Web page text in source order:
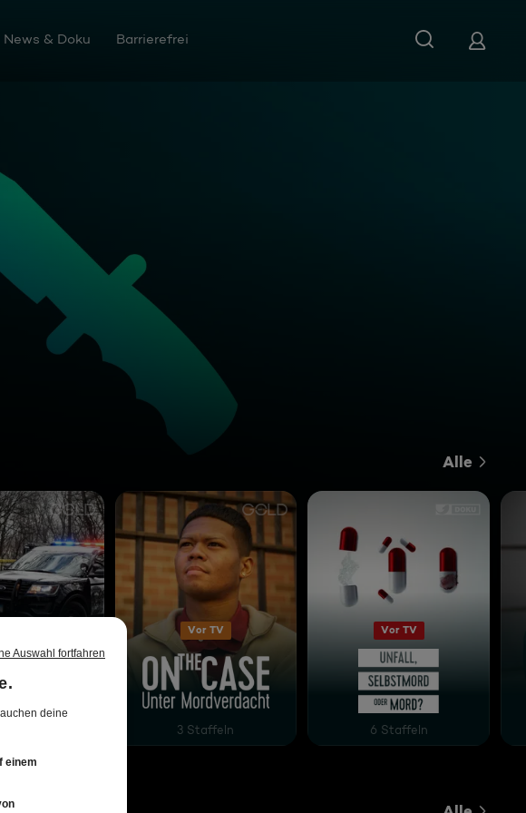
News & Doku Barrierefrei
Alle
& vergraben - Mord verjährt nicht
Vor TV
On the Case - Unter Mordverdacht
3 Staffeln
Vor TV
Unfall, Selbstmord oder
6 Staffeln